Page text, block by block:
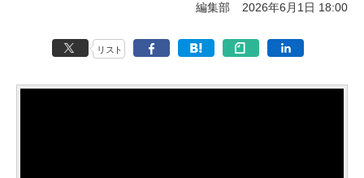
編集部 2026年6月1日 18:00
リスト